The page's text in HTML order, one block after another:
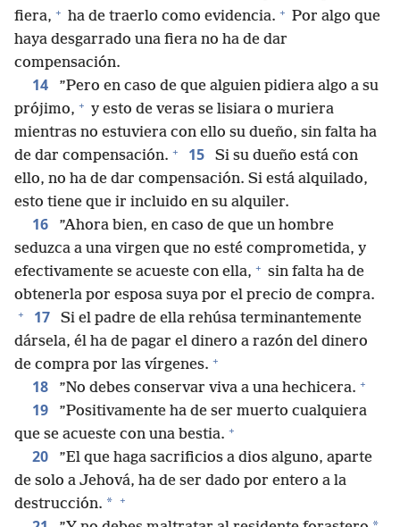
fiera, + ha de traerlo como evidencia. + Por algo que
haya desgarrado una fiera no ha de dar
compensación.
14
”Pero en caso de que alguien pidiera algo a su
prójimo, + y esto de veras se lisiara o muriera
mientras no estuviera con ello su dueño, sin falta ha
de dar compensación. + 15
Si su dueño está con
ello, no ha de dar compensación. Si está alquilado,
esto tiene que ir incluido en su alquiler.
16
”Ahora bien, en caso de que un hombre
seduzca a una virgen que no esté comprometida, y
efectivamente se acueste con ella, + sin falta ha de
obtenerla por esposa suya por el precio de compra.
+ 17
Si el padre de ella rehúsa terminantemente
dársela, él ha de pagar el dinero a razón del dinero
de compra por las vírgenes. +
18 ”No debes conservar viva a una hechicera. +
19
”Positivamente ha de ser muerto cualquiera
que se acueste con una bestia. +
20
”El que haga sacrificios a dios alguno, aparte
de solo a Jehová, ha de ser dado por entero a la
destrucción. * +